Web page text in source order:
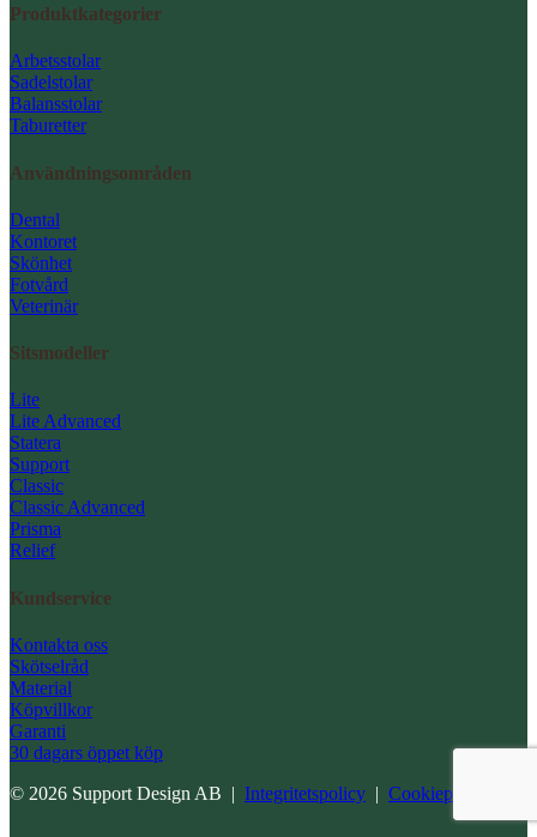
Produktkategorier
Arbetsstolar
Sadelstolar
Balansstolar
Taburetter
Användningsområden
Dental
Kontoret
Skönhet
Fotvård
Veterinär
Sitsmodeller
Lite
Lite Advanced
Statera
Support
Classic
Classic Advanced
Prisma
Relief
Kundservice
Kontakta oss
Skötselråd
Material
Köpvillkor
Garanti
30 dagars öppet köp
© 2026 Support Design AB | Integritetspolicy | Cookiepolicy